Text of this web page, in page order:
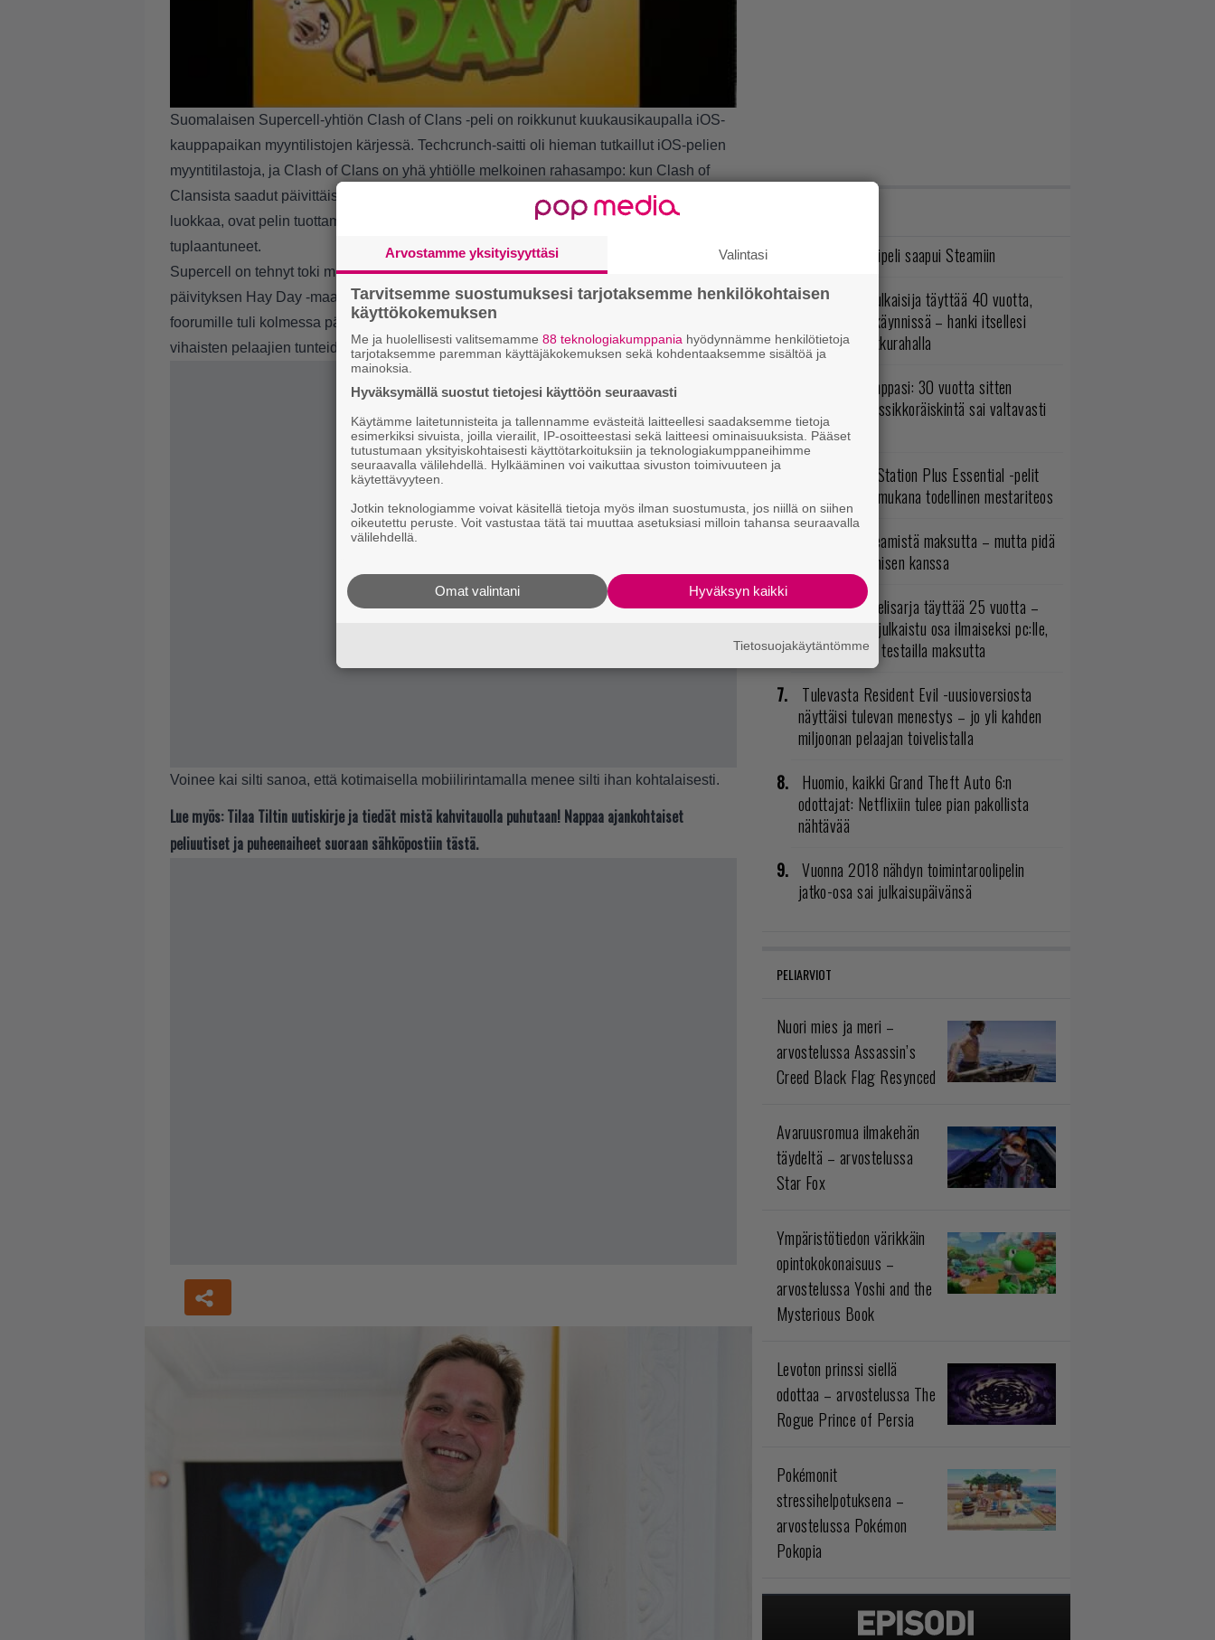
Suomalaisen Supercell-yhtiön Clash of Clans -peli on roikkunut kuukausikaupalla iOS-
kauppapaikan myyntilistojen kärjessä. Techcrunch-saitti oli hieman tutkaillut iOS-pelien
myyntitilastoja, ja Clash of Clans on yhä yhtiölle melkoinen rahasampo: kun Clash of
Clansista saadut päivittäiset tulot olivat vielä viisi kuukautta sitten 500 000 dollarin
luokkaa, ovat pelin tuottamat tulot Techcruchin laskelmien mukaan vähintään
tuplaantuneet.
Supercell on tehnyt toki muitakin pelejä, ja viikko takaperin yhtiö lykkäsi markkinoille
päivityksen Hay Day -maatalouspeliinsä. Päivitys ei ollut kaikkien mieleen, ja pelin
foorumille tuli kolmessa päivässä käsittämättömät 1200 viestiä. Mikäli kiinnostaa,
vihaisten pelaajien tunteiden eskaloitumista pääsee lukemaantäältä.
Voinee kai silti sanoa, että kotimaisella mobiilirintamalla menee silti ihan kohtalaisesti.
Lue myös: Tilaa Tiltin uutiskirje ja tiedät mistä kahvitauolla puhutaan! Nappaa ajankohtaiset
peliuutiset ja puheenaiheet suoraan sähköpostiin tästä.
Ubisoftin hittipeli saapui Steamiin
Rakastettu julkaisija täyttää 40 vuotta,
valtavat alet käynnissä – hanki itsellesi
klassikoita pikkurahalla
No johan pomppasi: 30 vuotta sitten
ilmestynyt klassikkoräiskintä sai valtavasti
lisää sisältöä
Elokuun PlayStation Plus Essential -pelit
ilmestyivät – mukana todellinen mestariteos
Loistopeli Steamistä maksutta – mutta pidä
kiirettä lataamisen kanssa
Rakastettu pelisarja täyttää 25 vuotta –
vuonna 2012 julkaistu osa ilmaiseksi pc:lle,
muita osia voi testailla maksutta
Tulevasta Resident Evil -uusioversiosta
näyttäisi tulevan menestys – jo yli kahden
miljoonan pelaajan toivelistalla
Huomio, kaikki Grand Theft Auto 6:n
odottajat: Netflixiin tulee pian pakollista
nähtävää
Vuonna 2018 nähdyn toimintaroolipelin
jatko-osa sai julkaisupäivänsä
PELIARVIOT
Nuori mies ja meri –
arvostelussa Assassin’s
Creed Black Flag Resynced
Avaruusromua ilmakehän
täydeltä – arvostelussa
Star Fox
Ympäristötiedon värikkäin
opintokokonaisuus –
arvostelussa Yoshi and the
Mysterious Book
Levoton prinssi siellä
odottaa – arvostelussa The
Rogue Prince of Persia
Pokémonit
stressihelpotuksena –
arvostelussa Pokémon
Pokopia
Arvostamme yksityisyyttäsi Valintasi
Tarvitsemme suostumuksesi tarjotaksemme henkilökohtaisen
käyttökokemuksen
Me ja huolellisesti valitsemamme 88 teknologiakumppania hyödynnämme henkilötietoja
tarjotaksemme paremman käyttäjäkokemuksen sekä kohdentaaksemme sisältöä ja
mainoksia.
Hyväksymällä suostut tietojesi käyttöön seuraavasti
Käytämme laitetunnisteita ja tallennamme evästeitä laitteellesi saadaksemme tietoja
esimerkiksi sivuista, joilla vierailit, IP-osoitteestasi sekä laitteesi ominaisuuksista. Pääset
tutustumaan yksityiskohtaisesti käyttötarkoituksiin ja teknologiakumppaneihimme
seuraavalla välilehdellä. Hylkääminen voi vaikuttaa sivuston toimivuuteen ja
käytettävyyteen.
Jotkin teknologiamme voivat käsitellä tietoja myös ilman suostumusta, jos niillä on siihen
oikeutettu peruste. Voit vastustaa tätä tai muuttaa asetuksiasi milloin tahansa seuraavalla
välilehdellä.
Hyväksyn kaikki
Omat valintani
Tietosuojakäytäntömme